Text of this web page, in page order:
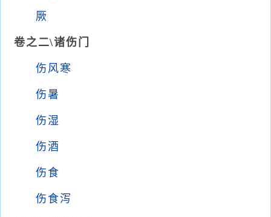
厥
卷之二\诸伤门
伤风寒
伤暑
伤湿
伤酒
伤食
伤食泻